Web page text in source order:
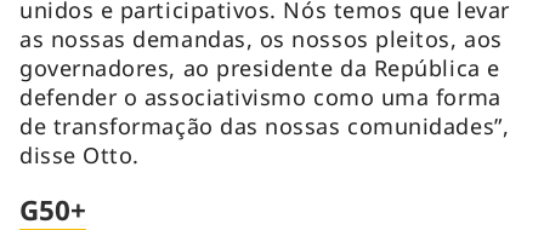
unidos e participativos. Nós temos que levar
as nossas demandas, os nossos pleitos, aos
governadores, ao presidente da República e
defender o associativismo como uma forma
de transformação das nossas comunidades”,
disse Otto.
G50+